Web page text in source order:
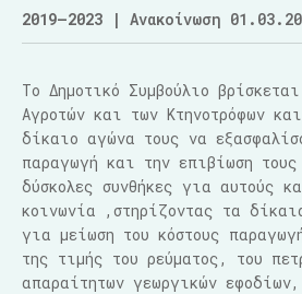
2019–2023 | Ανακοίνωση
Το Δημοτικό Συμβούλιο
Αγροτών και των Κτηνοτρόφων
δίκαιο αγώνα τους να
παραγωγή και την επιβίωση
δύσκολες συνθήκες για αυτούς
κοινωνία ,στηρίζοντας τα
για μείωση του κόστους
της τιμής του ρεύματος, του
απαραίτητων γεωργικών